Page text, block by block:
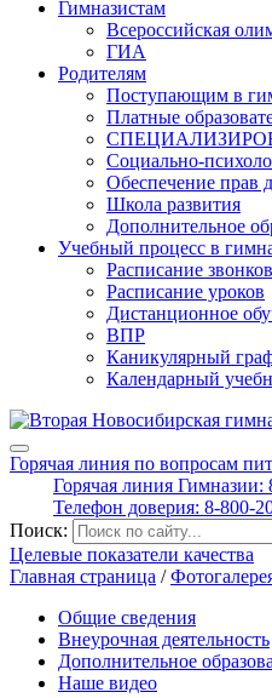
Гимназистам
Всероссийская
ГИА
Родителям
Поступающим в
Платные
Социально-
Обеспечение прав
Школа развития
Дополнительное
Учебный процесс в
Расписание звонков
Расписание уроков
Дистанционное
ВПР
Каникулярный
Календарный
Горячая линия по вопросам
Горячая линия Гимназии:
Телефон доверия: 8-800-
Поиск:
Целевые показатели качества
Главная страница /
Общие сведения
Внеурочная деятельность
Дополнительное
Наше видео